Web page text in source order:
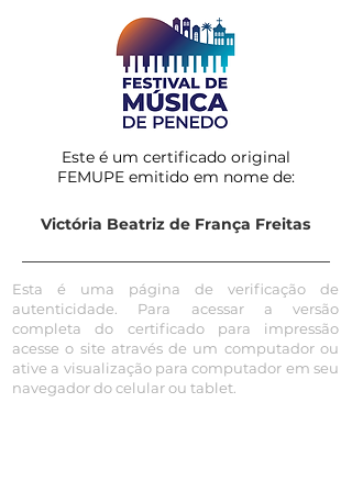
Este é um certificado original
FEMUPE emitido em nome de:
Victória Beatriz de França Freitas
Esta é uma página de verificação de
autenticidade. Para acessar a versão
completa do certificado para impressão
acesse o site através de um computador ou
ative a visualização para computador em seu
navegador do celular ou tablet.